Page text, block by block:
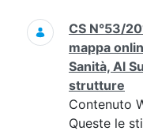
CS N°53/
mappa
Sanità, Al
strutture
Contenuto
Queste le